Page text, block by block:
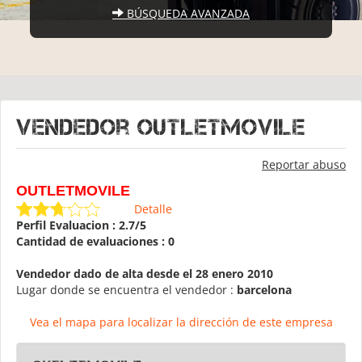
BÚSQUEDA AVANZADA
Vendedor OUTLETMOVILE
Reportar abuso
OUTLETMOVILE
Detalle
Perfil Evaluacion : 2.7/5
Cantidad de evaluaciones : 0
Vendedor dado de alta desde el 28 enero 2010
Lugar donde se encuentra el vendedor : barcelona
Vea el mapa para localizar la dirección de este empresa